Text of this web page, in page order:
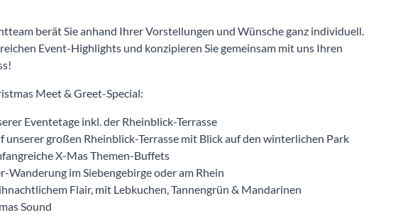
berät Sie anhand Ihrer Vorstellungen und Wünsche ganz individuell.
Event-Highlights und konzipieren Sie gemeinsam mit uns Ihren
Meet & Greet-Special:
Eventetage inkl. der Rheinblick-Terrasse
unserer großen Rheinblick-Terrasse mit Blick auf den winterlichen Park
X-Mas Themen-Buffets
im Siebengebirge oder am Rhein
Flair, mit Lebkuchen, Tannengrün & Mandarinen
Sound